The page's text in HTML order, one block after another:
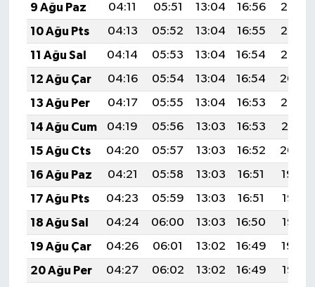
9 Ağu Paz
04:11 05:51 13:04 16:56
20:08
10 Ağu Pts
04:13 05:52 13:04 16:55
20:07
11 Ağu Sal
04:14 05:53 13:04 16:54
20:05
12 Ağu Çar
04:16 05:54 13:04 16:54
20:04
13 Ağu Per
04:17 05:55 13:04 16:53
20:03
14 Ağu Cum
04:19 05:56 13:03 16:53
20:01
15 Ağu Cts
04:20 05:57 13:03 16:52
20:00
16 Ağu Paz
04:21 05:58 13:03 16:51
19:59
17 Ağu Pts
04:23 05:59 13:03 16:51
19:57
18 Ağu Sal
04:24 06:00 13:03 16:50
19:56
19 Ağu Çar
04:26 06:01 13:02 16:49
19:54
20 Ağu Per
04:27 06:02 13:02 16:49
19:53